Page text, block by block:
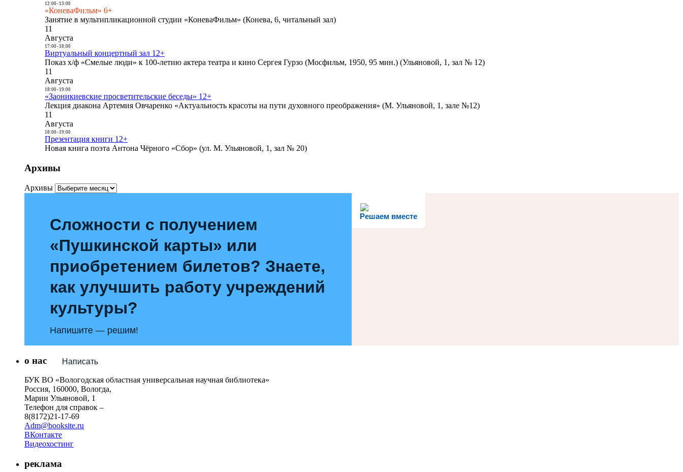
12:00- 13:00
«КоневаФильм» 6+
Занятие в мультипликационной студии «КоневаФильм» (Конева, 6, читальный зал)
11
Августа
17:00- 18:00
Виртуальный концертный зал 12+
Показ х/ф «Смелые люди» к 100-летию актера театра и кино Сергея Гурзо (Мосфильм, 1950, 95 мин.) (Ульяновой, 1, зал № 12)
11
Августа
18:00- 19:00
«Заоникиевские просветительские беседы» 12+
Лекция диакона Артемия Овчаренко «Актуальность красоты на пути духовного преображения» (М. Ульяновой, 1, зале №12)
11
Августа
18:00- 19:00
Презентация книги 12+
Новая книга поэта Антона Чёрного «Сбор» (ул. М. Ульяновой, 1, зал № 20)
Архивы
Архивы
Решаем вместе
Сложности с получением
«Пушкинской карты» или
приобретением билетов? Знаете,
как улучшить работу учреждений
культуры?
Напишите — решим!
Написать
о нас
БУК ВО «Вологодская областная универсальная научная библиотека»
Россия, 160000, Вологда,
Марии Ульяновой, 1
Телефон для справок –
8(8172)21-17-69
Adm@booksite.ru
ВКонтакте
Видеохостинг
реклама